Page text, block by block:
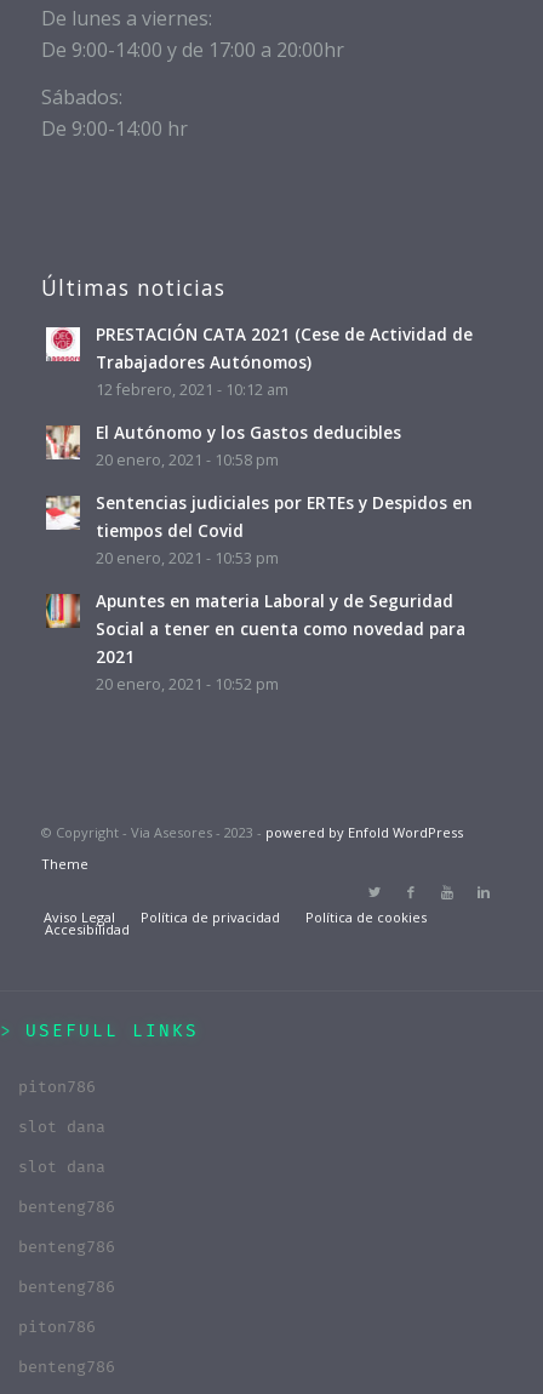
De lunes a viernes:
De 9:00-14:00 y de 17:00 a 20:00hr
Sábados:
De 9:00-14:00 hr
Últimas noticias
PRESTACIÓN CATA 2021 (Cese de Actividad de
Trabajadores Autónomos)
12 febrero, 2021 - 10:12 am
El Autónomo y los Gastos deducibles
20 enero, 2021 - 10:58 pm
Sentencias judiciales por ERTEs y Despidos en
tiempos del Covid
20 enero, 2021 - 10:53 pm
Apuntes en materia Laboral y de Seguridad
Social a tener en cuenta como novedad para
2021
20 enero, 2021 - 10:52 pm
© Copyright - Via Asesores - 2023 - powered by Enfold WordPress
Theme
Aviso Legal Política de privacidad Política de cookies
Accesibilidad
USEFULL LINKS
piton786
slot dana
slot dana
benteng786
benteng786
benteng786
piton786
benteng786